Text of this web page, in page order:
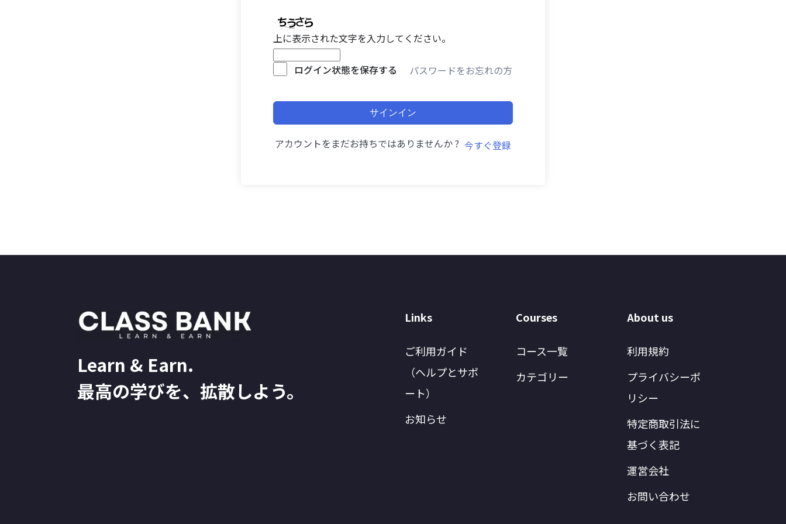
上に表示された文字を入力してください。
ログイン状態を保存する パスワードをお忘れの方
サインイン
アカウントをまだお持ちではありませんか ? 今すぐ登録
Learn & Earn.
最高の学びを、拡散しよう。
Links
ご利用ガイド
（ヘルプとサポ
ート）
お知らせ
Courses
コース一覧
カテゴリー
About us
利用規約
プライバシーポ
リシー
特定商取引法に
基づく表記
運営会社
お問い合わせ